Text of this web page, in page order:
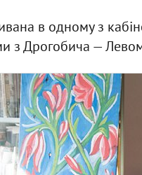
в одному з
з Дрогобича —